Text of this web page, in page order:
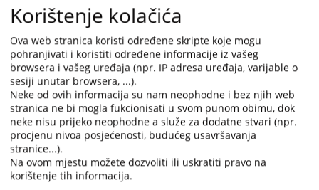
Lozinka
Zapamti me
Prijava
Zaboravili ste lozinku?
Želite postati član?
Korištenje kolačića
Ova web stranica koristi određene skripte koje mogu
pohranjivati i koristiti određene informacije iz vašeg
browsera i vašeg uređaja (npr. IP adresa uređaja, varijable o
sesiji unutar browsera, ...).
Neke od ovih informacija su nam neophodne i bez njih web
stranica ne bi mogla fukcionisati u svom punom obimu, dok
neke nisu prijeko neophodne a služe za dodatne stvari (npr.
procjenu nivoa posjećenosti, budućeg usavršavanja
stranice...).
Na ovom mjestu možete dozvoliti ili uskratiti pravo na
korištenje tih informacija.